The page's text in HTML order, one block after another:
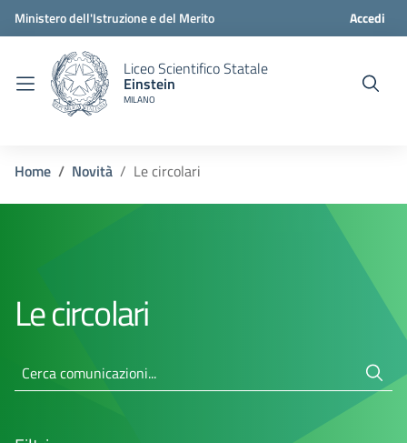
Ministero dell'Istruzione e del Merito Accedi
Liceo Scientifico Statale
Einstein
MILANO
Home Novità Le circolari
Le circolari
Cerca comunicazioni...